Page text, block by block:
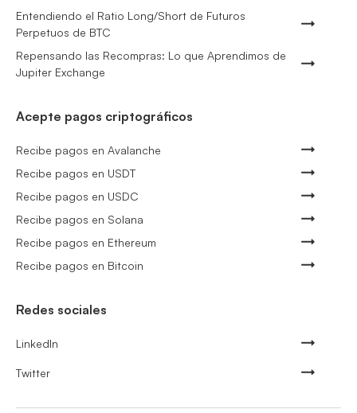
Entendiendo el Ratio Long/Short de Futuros
Perpetuos de BTC
Repensando las Recompras: Lo que Aprendimos de
Jupiter Exchange
Acepte pagos criptográficos
Recibe pagos en Avalanche
Recibe pagos en USDT
Recibe pagos en USDC
Recibe pagos en Solana
Recibe pagos en Ethereum
Recibe pagos en Bitcoin
Redes sociales
LinkedIn
Twitter